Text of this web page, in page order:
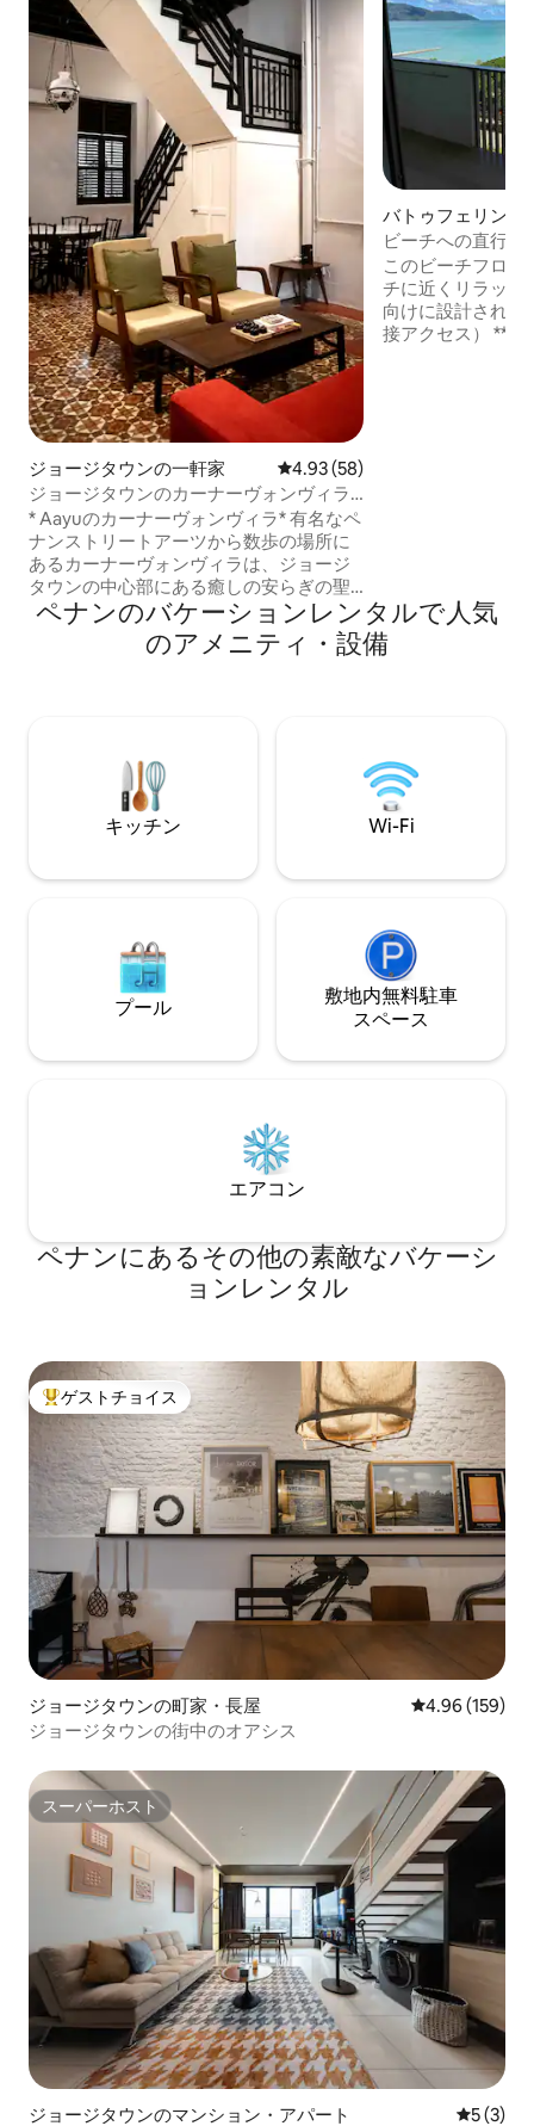
ジョージタウンの一軒家 レビュー58件、5つ星中4.93つ
4.93 (58)
ジョージタウンのカーナーヴォンヴィラ
にあるAAYUヘリテージホーム
* Aayuのカーナーヴォンヴィラ* 有名なペ
ナンストリートアーツから数歩の場所に
あるカーナーヴォンヴィラは、ジョージ
タウンの中心部にある癒しの安らぎの聖
域にゲストをお迎えします。 過去に静か
に敬意を表しながら、現代的なライフス
タイルに合うように慎重に修復され、再
Malaysia、Conde Nast Traveller、
Vogue、Tatler Asiaでも紹介されていま
バトゥフェリンギ
ン・アパート
ビーチへの直行
@ By The Sea B07
このビーチフロン
チに近くリラック
向けに設計されて
接アクセス） **ハウスルールをお読みい
ペナンのバケーションレンタルで人気
のアメニティ・設備
キッチン Wi-Fi
プール
敷地内無料駐⁠車
ス⁠ペ⁠ー⁠ス
エアコン
ペナンにあるその他の素敵なバケーシ
ョンレンタル
大好評のゲストチョイスです。
ゲストチョイス
ジョージタウンの町家・長屋 レビュー159
4.96 (159)
ジョージタウンの街中のオアシス
スーパーホスト
スーパーホスト
ジョージタウンのマンション・アパート レビュー
5 (3)